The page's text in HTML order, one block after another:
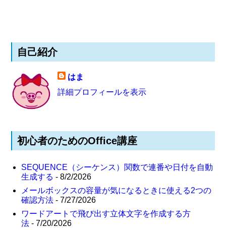
自己紹介
はま
詳細プロフィールを表示
初心者のためのOffice講座
SEQUENCE（シーケンス）関数で連番や日付を自動
生成する - 8/2/2026
メールボックスの容量が気になるときに使える2つの
確認方法 - 7/27/2026
ワードアートで飛び出す立体文字を作成する方
法 - 7/20/2026